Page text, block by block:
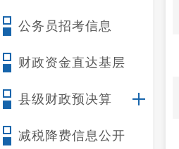
公务员招考信息
财政资金直达基层
县级财政预决算
减税降费信息公开